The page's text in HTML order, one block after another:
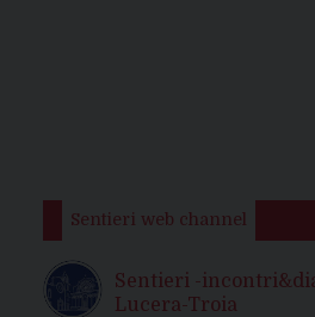
Sentieri web channel
Sentieri -
Lucera-Troia